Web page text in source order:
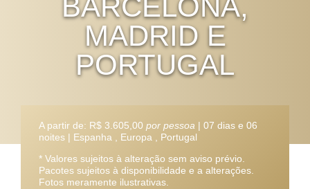
BARCELONA,
MADRID E
PORTUGAL
A partir de: R$ 3.605,00 por pessoa | 07 dias e 06
noites | Espanha , Europa , Portugal
* Valores sujeitos à alteração sem aviso prévio.
Pacotes sujeitos à disponibilidade e a alterações.
Fotos meramente ilustrativas.